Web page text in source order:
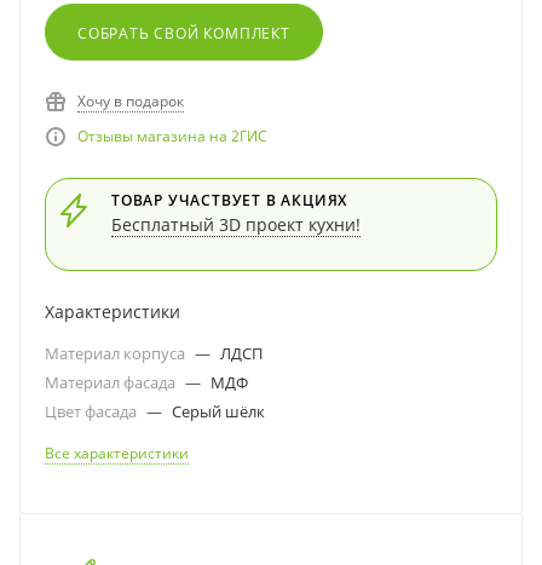
СОБРАТЬ СВОЙ КОМПЛЕКТ
Хочу в подарок
Отзывы магазина на 2ГИС
ТОВАР УЧАСТВУЕТ В АКЦИЯХ
Бесплатный 3D проект кухни!
Характеристики
Материал корпуса — ЛДСП
Материал фасада — МДФ
Цвет фасада — Серый шёлк
Все характеристики